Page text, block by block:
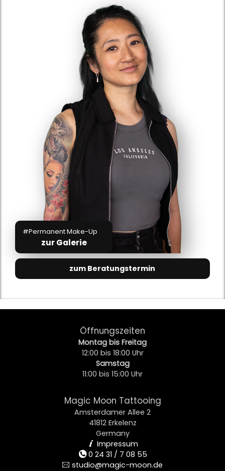
#Permanent Make-Up
zur Galerie
zum Beratungstermin
Öffnungszeiten
Montag bis Freitag
12:00 bis 18:00 Uhr
Samstag
11:00 bis 15:00 Uhr
Magic Moon Tattooing
Amsterdamer Allee 2
41812 Erkelenz
Germany
i Impressum
t0 24 31 / 7 08 55
e studio@magic-moon.de